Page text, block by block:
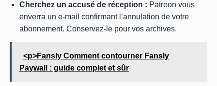
Cherchez un accusé de réception : Patreon vous
enverra un e-mail confirmant l’annulation de votre
abonnement. Conservez-le pour vos archives.
<p>Fansly Comment contourner Fansly
Paywall : guide complet et sûr